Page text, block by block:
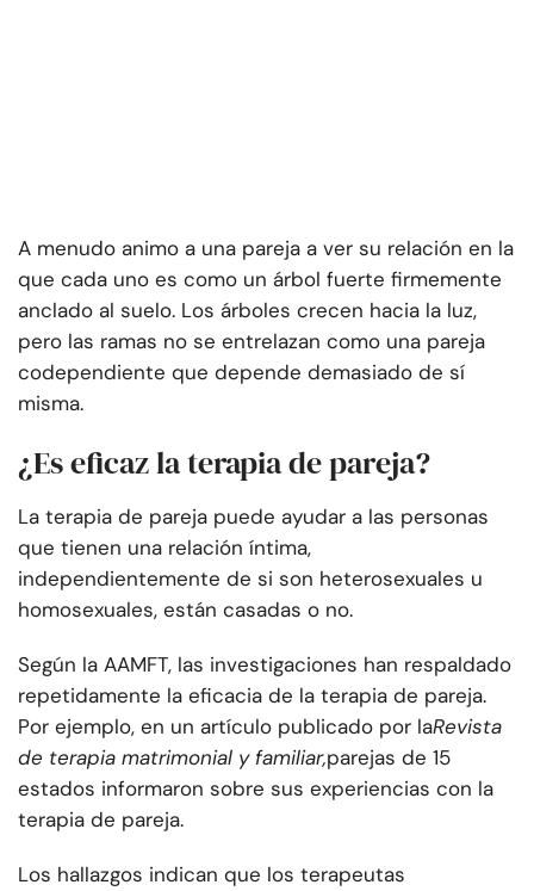
A menudo animo a una pareja a ver su relación en la
que cada uno es como un árbol fuerte firmemente
anclado al suelo. Los árboles crecen hacia la luz,
pero las ramas no se entrelazan como una pareja
codependiente que depende demasiado de sí
misma.
¿Es eficaz la terapia de pareja?
La terapia de pareja puede ayudar a las personas
que tienen una relación íntima,
independientemente de si son heterosexuales u
homosexuales, están casadas o no.
Según la AAMFT, las investigaciones han respaldado
repetidamente la eficacia de la terapia de pareja.
Por ejemplo, en un artículo publicado por laRevista
de terapia matrimonial y familiar,parejas de 15
estados informaron sobre sus experiencias con la
terapia de pareja.
Los hallazgos indican que los terapeutas